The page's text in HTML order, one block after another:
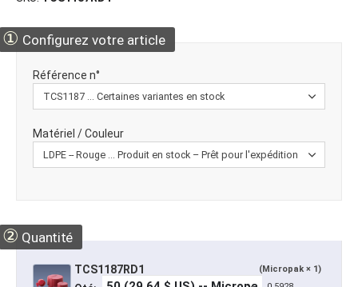
① Configurez votre article
Référence n°
Matériel / Couleur
② Quantité
TCS1187RD1 (Micropak × 1)